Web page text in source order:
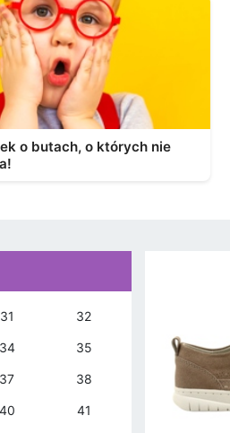
o butach, o których nie
31 32
34 35
37 38
40 41